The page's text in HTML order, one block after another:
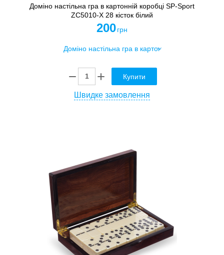
Доміно настільна гра в картонній коробці SP-Sport
ZC5010-X 28 кісток білий
200 грн
Купити
Швидке замовлення